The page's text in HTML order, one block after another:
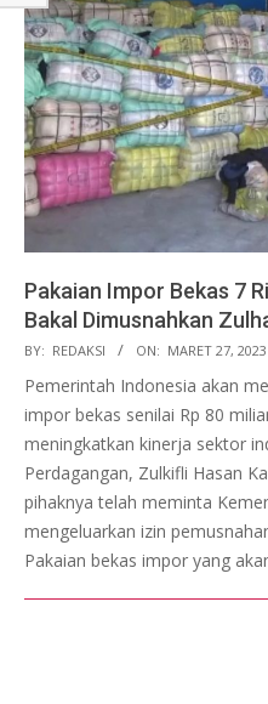
Pakaian Impor Bekas 7
Bakal Dimusnahkan
2023-
03-
27
BY: REDAKSI ON: MARET 27, 2023
Pemerintah Indonesia akan
impor bekas senilai Rp 80
meningkatkan kinerja sektor
Perdagangan, Zulkifli Hasan
pihaknya telah meminta
mengeluarkan izin
Pakaian bekas impor yang